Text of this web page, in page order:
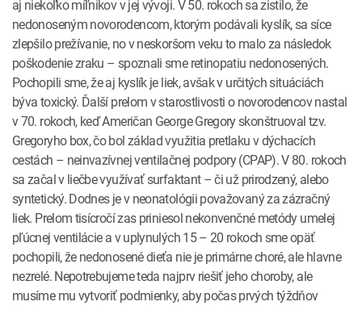
aj niekoľko míľnikov v jej vývoji. V 50. rokoch sa zistilo, že
nedonoseným novorodencom, ktorým podávali kyslík, sa síce
zlepšilo prežívanie, no v neskoršom veku to malo za následok
poškodenie zraku – spoznali sme retinopatiu nedonosených.
Pochopili sme, že aj kyslík je liek, avšak v určitých situáciách
býva toxický. Ďalší prelom v starostlivosti o novorodencov nastal
v 70. rokoch, keď Američan George Gregory skonštruoval tzv.
Gregoryho box, čo bol základ využitia pretlaku v dýchacích
cestách – neinvazívnej ventilačnej podpory (CPAP). V 80. rokoch
sa začal v liečbe využívať surfaktant – či už prirodzený, alebo
syntetický. Dodnes je v neonatológii považovaný za zázračný
liek. Prelom tisícročí zas priniesol nekonvenčné metódy umelej
pľúcnej ventilácie a v uplynulých 15 – 20 rokoch sme opäť
pochopili, že nedonosené dieťa nie je primárne choré, ale hlavne
nezrelé. Nepotrebujeme teda najprv riešiť jeho choroby, ale
musíme mu vytvoriť podmienky, aby počas prvých týždňov